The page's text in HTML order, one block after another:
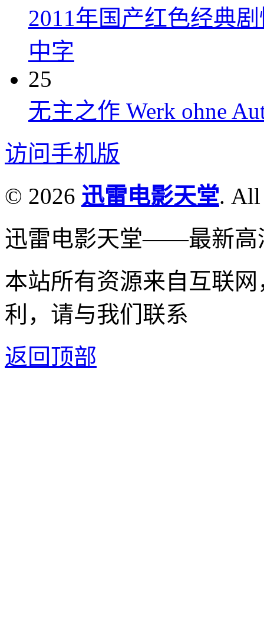
2011年国产红色经典
中字
25
无主之作 Werk ohne
访问手机版
© 2026 迅雷电影天堂. All
迅雷电影天堂——最新高
本站所有资源来自互联
利，请与我们联系
返回顶部